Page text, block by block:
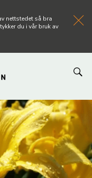
nettstedet så bra
du i vår bruk av